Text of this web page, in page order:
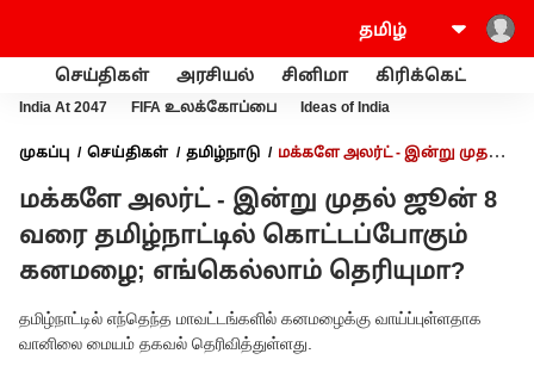
செய்திகள் அரசியல் சினிமா கிரிக்கெட்
India At 2047 FIFA உலக்கோப்பை Ideas of India
முகப்பு செய்திகள் தமிழ்நாடு
மக்களே அலர்ட் - இன்று முதல்
எங்கெல்லாம் தெரியுமா?
மக்களே அலர்ட் - இன்று முதல் ஜூன் 8
வரை தமிழ்நாட்டில் கொட்டப்போகும்
கனமழை; எங்கெல்லாம் தெரியுமா?
தமிழ்நாட்டில் எந்தெந்த மாவட்டங்களில் கனமழைக்கு வாய்ப்புள்ளதாக
வானிலை மையம் தகவல் தெரிவித்துள்ளது.